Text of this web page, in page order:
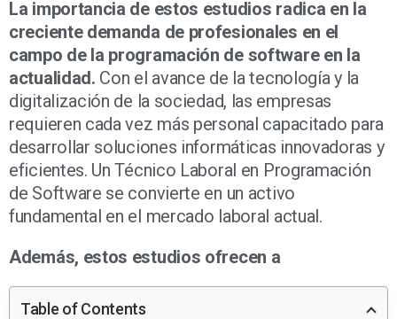
La importancia de estos estudios radica en la
creciente demanda de profesionales en el
campo de la programación de software en la
actualidad. Con el avance de la tecnología y la
digitalización de la sociedad, las empresas
requieren cada vez más personal capacitado para
desarrollar soluciones informáticas innovadoras y
eficientes. Un Técnico Laboral en Programación
de Software se convierte en un activo
fundamental en el mercado laboral actual.
Además, estos estudios ofrecen a
Table of Contents